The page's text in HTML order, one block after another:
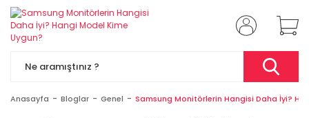
Anasayfa Bloglar Genel Samsung Monitörlerin Hangisi Daha İyi?